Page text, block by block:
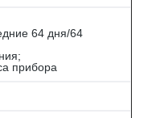
64 дня/64
прибора